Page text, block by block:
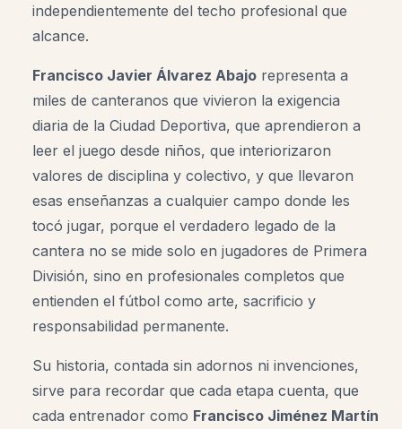
independientemente del techo profesional que
alcance.
Francisco Javier Álvarez Abajo representa a
miles de canteranos que vivieron la exigencia
diaria de la Ciudad Deportiva, que aprendieron a
leer el juego desde niños, que interiorizaron
valores de disciplina y colectivo, y que llevaron
esas enseñanzas a cualquier campo donde les
tocó jugar, porque el verdadero legado de la
cantera no se mide solo en jugadores de Primera
División, sino en profesionales completos que
entienden el fútbol como arte, sacrificio y
responsabilidad permanente.
Su historia, contada sin adornos ni invenciones,
sirve para recordar que cada etapa cuenta, que
cada entrenador como Francisco Jiménez Martín